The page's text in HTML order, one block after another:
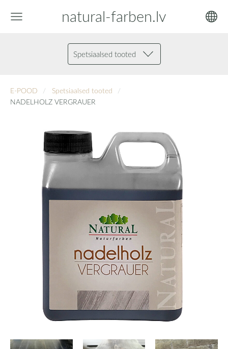
natural-farben.lv
Spetsiaalsed tooted
E-POOD
Spetsiaalsed tooted
NADELHOLZ VERGRAUER